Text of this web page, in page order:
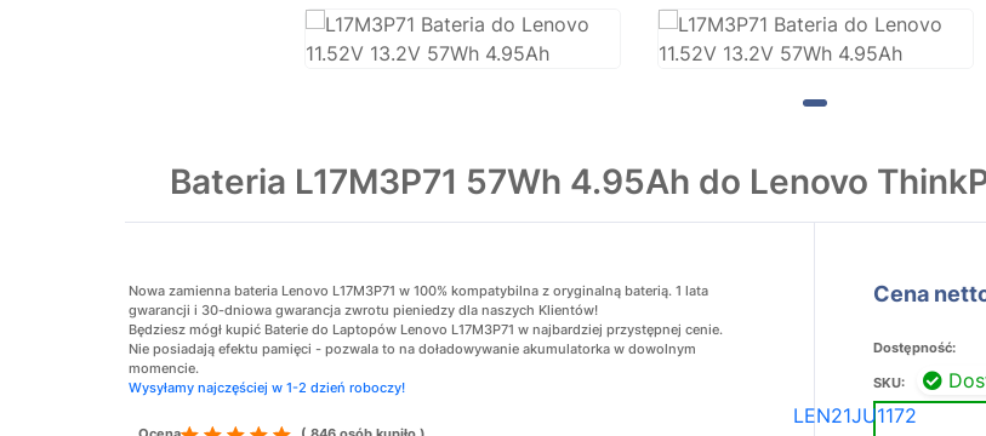
Bateria L17M3P71 57Wh 4.95Ah do Lenovo
Nowa zamienna bateria Lenovo L17M3P71 w 100% kompatybilna z oryginalną baterią. 1 lata
gwarancji i 30-dniowa gwarancja zwrotu pieniedzy dla naszych Klientów!
Będziesz mógł kupić Baterie do Laptopów Lenovo L17M3P71 w najbardziej przystępnej cenie.
Nie posiadają efektu pamięci - pozwala to na doładowywanie akumulatorka w dowolnym
momencie.
Wysyłamy najczęściej w 1-2 dzień roboczy!
Cena
Dostępność:
SKU:
LEN21JU1172